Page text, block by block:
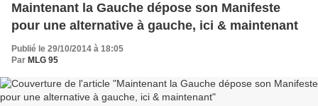
Maintenant la Gauche dépose son Manifeste
pour une alternative à gauche, ici & maintenant
Publié le 29/10/2014 à 18:05
Par MLG 95